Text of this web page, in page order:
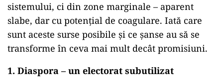
sistemului, ci din zone marginale – aparent
slabe, dar cu potențial de coagulare. Iată care
sunt aceste surse posibile și ce șanse au să se
transforme în ceva mai mult decât promisiuni.
1. Diaspora – un electorat subutilizat